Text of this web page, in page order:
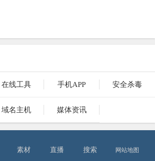
在线工具 手机APP 安全杀毒
域名主机 媒体资讯
素材 直播 搜索 网站地图